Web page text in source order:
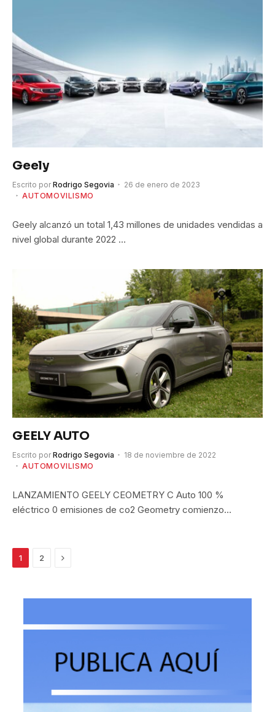
Geely
Escrito por Rodrigo Segovia
26 de enero de 2023
AUTOMOVILISMO
Geely alcanzó un total 1,43 millones de unidades vendidas a
nivel global durante 2022 …
GEELY AUTO
Escrito por Rodrigo Segovia
18 de noviembre de 2022
AUTOMOVILISMO
LANZAMIENTO GEELY CEOMETRY C Auto 100 %
eléctrico 0 emisiones de co2 Geometry comienzo…
1 2 Siguiente